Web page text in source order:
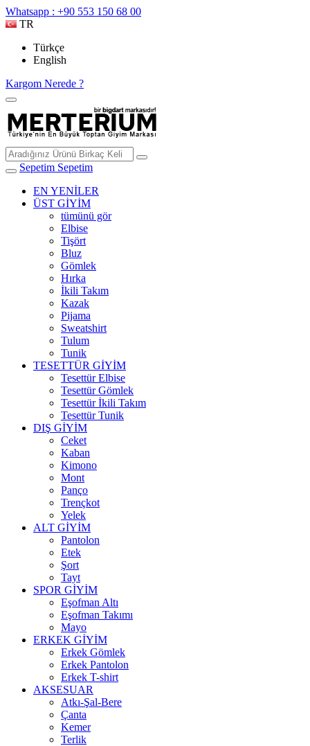
Whatsapp : +90 553 150 68 00
TR
Türkçe
English
Kargom Nerede ?
Sepetim Sepetim
EN YENİLER
ÜST GİYİM
tümünü gör
Elbise
Tişört
Bluz
Gömlek
Hırka
İkili Takım
Kazak
Pijama
Sweatshirt
Tulum
Tunik
TESETTÜR GİYİM
Tesettür Elbise
Tesettür Gömlek
Tesettür İkili Takım
Tesettür Tunik
DIŞ GİYİM
Ceket
Kaban
Kimono
Mont
Panço
Trençkot
Yelek
ALT GİYİM
Pantolon
Etek
Şort
Tayt
SPOR GİYİM
Eşofman Altı
Eşofman Takımı
Mayo
ERKEK GİYİM
Erkek Gömlek
Erkek Pantolon
Erkek T-shirt
AKSESUAR
Atkı-Şal-Bere
Çanta
Kemer
Terlik